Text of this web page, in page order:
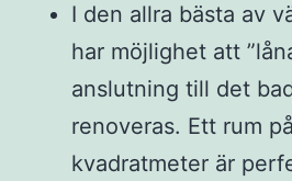
I den allra bästa av
har möjlighet att
anslutning till det
renoveras. Ett rum
kvadratmeter är